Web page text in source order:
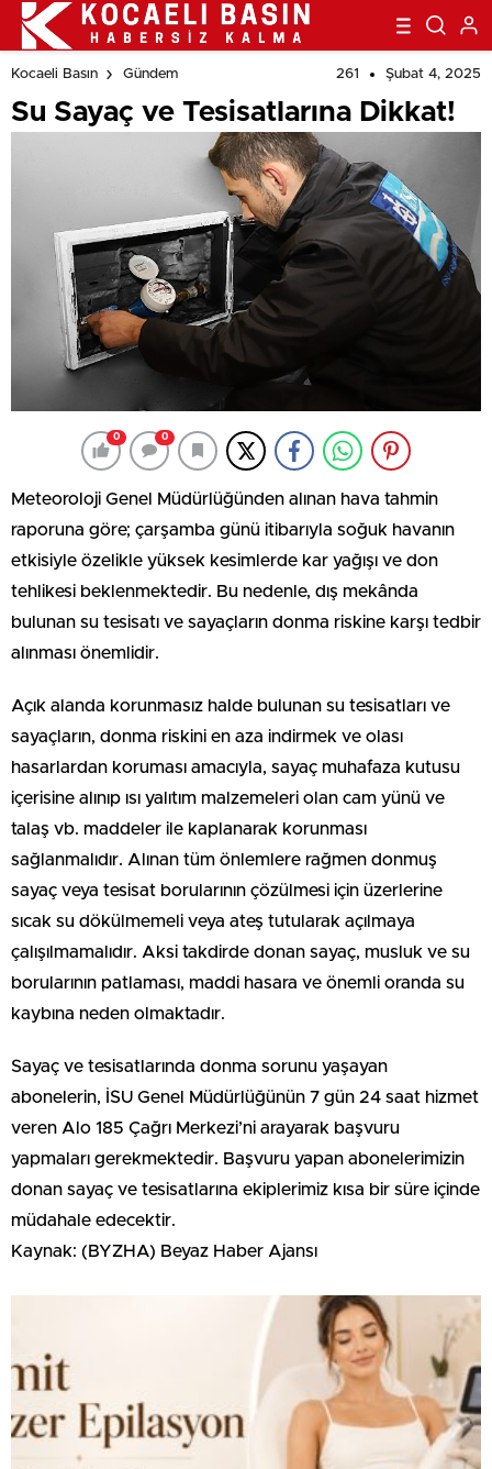
Kocaeli Basın Gündem 261 Şubat 4, 2025
Su Sayaç ve Tesisatlarına Dikkat!
0 0
Meteoroloji Genel Müdürlüğünden alınan hava tahmin
raporuna göre; çarşamba günü itibarıyla soğuk havanın
etkisiyle özelikle yüksek kesimlerde kar yağışı ve don
tehlikesi beklenmektedir. Bu nedenle, dış mekânda
bulunan su tesisatı ve sayaçların donma riskine karşı tedbir
alınması önemlidir.
Açık alanda korunmasız halde bulunan su tesisatları ve
sayaçların, donma riskini en aza indirmek ve olası
hasarlardan koruması amacıyla, sayaç muhafaza kutusu
içerisine alınıp ısı yalıtım malzemeleri olan cam yünü ve
talaş vb. maddeler ile kaplanarak korunması
sağlanmalıdır. Alınan tüm önlemlere rağmen donmuş
sayaç veya tesisat borularının çözülmesi için üzerlerine
sıcak su dökülmemeli veya ateş tutularak açılmaya
çalışılmamalıdır. Aksi takdirde donan sayaç, musluk ve su
borularının patlaması, maddi hasara ve önemli oranda su
kaybına neden olmaktadır.
Sayaç ve tesisatlarında donma sorunu yaşayan
abonelerin, İSU Genel Müdürlüğünün 7 gün 24 saat hizmet
veren Alo 185 Çağrı Merkezi’ni arayarak başvuru
yapmaları gerekmektedir. Başvuru yapan abonelerimizin
donan sayaç ve tesisatlarına ekiplerimiz kısa bir süre içinde
müdahale edecektir.
Kaynak: (BYZHA) Beyaz Haber Ajansı